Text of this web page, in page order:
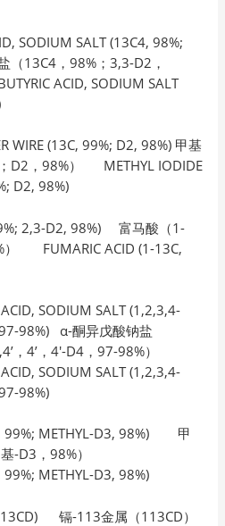
SODIUM SALT (13C4, 98%;
（13C4，98%；3,3-D2，
ACID, SODIUM SALT
WIRE (13C, 99%; D2, 98%) 甲基
D2，98%） METHYL IODIDE
D2, 98%)
2,3-D2, 98%) 富马酸（1-
） FUMARIC ACID (1-13C,
SODIUM SALT (1,2,3,4-
97-98%) α-酮异戊酸钠盐
，4’，4′-D4，97-98%）
SODIUM SALT (1,2,3,4-
98%)
99%; METHYL-D3, 98%) 甲
基-D3，98%）
METHYL-D3, 98%)
镉-113金属（113CD）